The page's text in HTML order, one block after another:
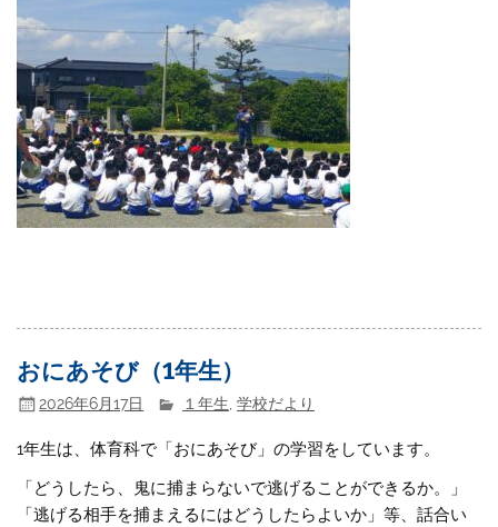
おにあそび（1年生）
2026年6月17日 １年生 ,学校だより
1年生は、体育科で「おにあそび」の学習をしています。
「どうしたら、鬼に捕まらないで逃げることができるか。」
「逃げる相手を捕まえるにはどうしたらよいか」等、話合い